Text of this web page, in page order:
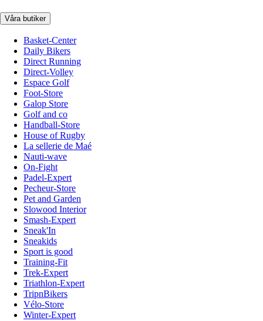
Våra butiker
Basket-Center
Daily Bikers
Direct Running
Direct-Volley
Espace Golf
Foot-Store
Galop Store
Golf and co
Handball-Store
House of Rugby
La sellerie de Maé
Nauti-wave
On-Fight
Padel-Expert
Pecheur-Store
Pet and Garden
Slowood Interior
Smash-Expert
Sneak'In
Sneakids
Sport is good
Training-Fit
Trek-Expert
Triathlon-Expert
TripnBikers
Vélo-Store
Winter-Expert